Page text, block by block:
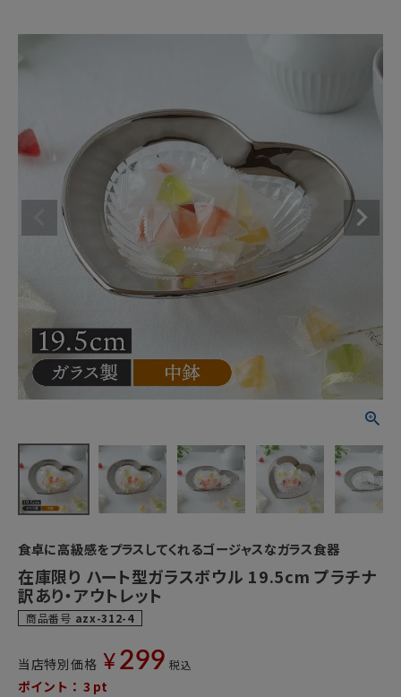
食卓に高級感をプラスしてくれるゴージャスなガラス食器
在庫限り ハート型ガラスボウル 19.5cm プラチナ
訳あり・アウトレット
商品番号 azx-312-4
当店特別価格 ¥ 299 税込
ポイント： 3 pt